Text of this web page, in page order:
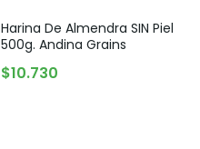
Harina De Almendra SIN Piel
500g. Andina Grains
$10.730